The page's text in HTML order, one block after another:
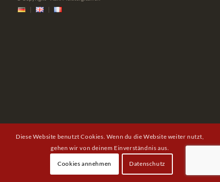
Diese Website benutzt Cookies. Wenn du die Website weiter nutzt,
gehen wir von deinem Einverständnis aus.
Cookies annehmen Datenschutz